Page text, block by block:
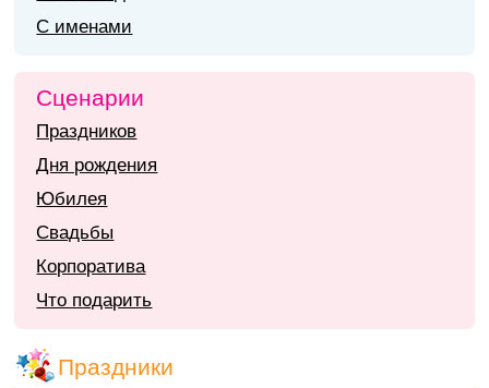
С именами
Сценарии
Праздников
Дня рождения
Юбилея
Свадьбы
Корпоратива
Что подарить
Праздники